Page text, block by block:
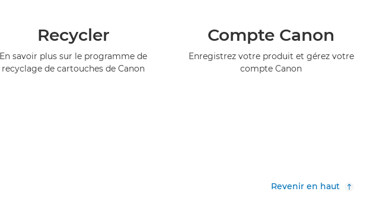
Recycler
En savoir plus sur le programme de
recyclage de cartouches de Canon
Compte Canon
Enregistrez votre produit et gérez votre
compte Canon
Revenir en haut